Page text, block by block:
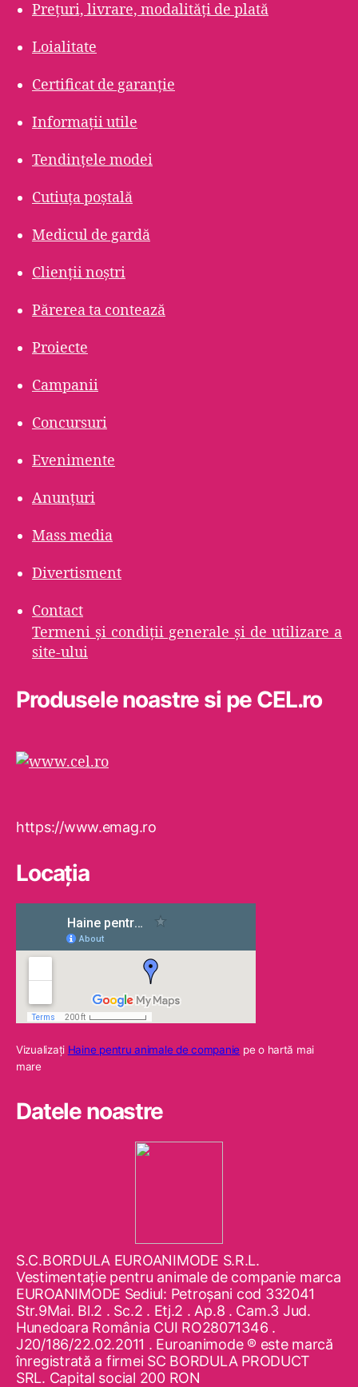
Prețuri, livrare, modalități de plată
Loialitate
Certificat de garanție
Informații utile
Tendințele modei
Cutiuța poștală
Medicul de gardă
Clienții noștri
Părerea ta contează
Proiecte
Campanii
Concursuri
Evenimente
Anunțuri
Mass media
Divertisment
Contact
Termeni şi condiţii generale şi de utilizare a
site-ului
Produsele noastre si pe CEL.ro
https://www.emag.ro
Locaţia
Vizualizaţi Haine pentru animale de companie pe o hartă mai
mare
Datele noastre
S.C.BORDULA EUROANIMODE S.R.L.
Vestimentaţie pentru animale de companie marca
EUROANIMODE Sediul: Petroşani cod 332041
Str.9Mai. Bl.2 . Sc.2 . Etj.2 . Ap.8 . Cam.3 Jud.
Hunedoara România CUI RO28071346 .
J20/186/22.02.2011 . Euroanimode ® este marcă
înregistrată a firmei SC BORDULA PRODUCT
SRL. Capital social 200 RON